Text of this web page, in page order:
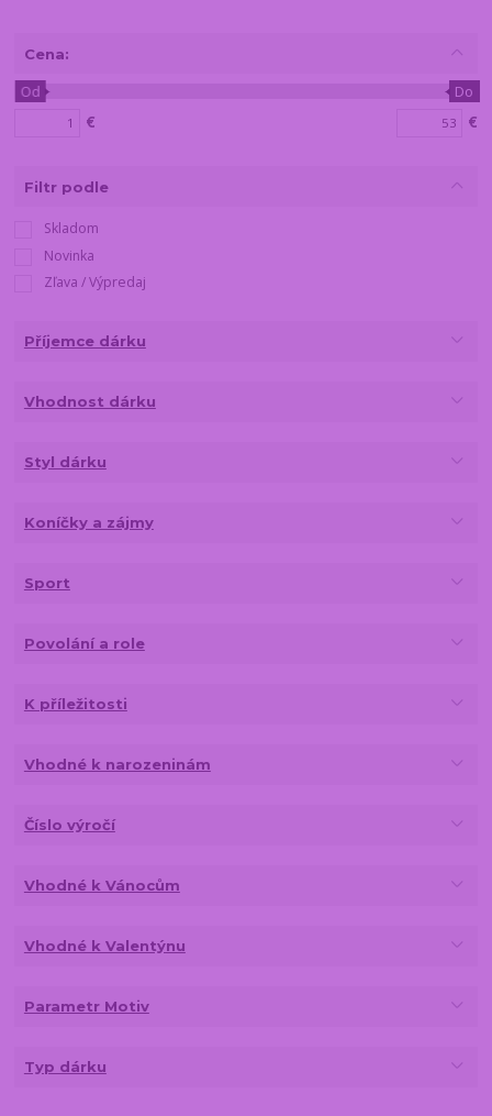
Cena:
€
Od Do
€
Filtr podle
Skladom
Novinka
Zľava / Výpredaj
Příjemce dárku
Vhodnost dárku
Styl dárku
Koníčky a zájmy
Sport
Povolání a role
K příležitosti
Vhodné k narozeninám
Číslo výročí
Vhodné k Vánocům
Vhodné k Valentýnu
Parametr Motiv
Typ dárku